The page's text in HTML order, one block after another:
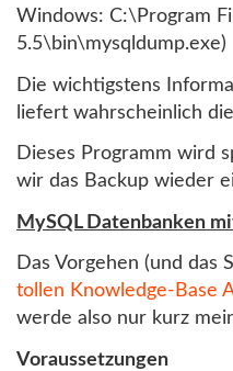
Windows: C:\Program
5.5\bin\mysqldump.exe)
Die wichtigstens
liefert wahrscheinlich
Dieses Programm wird
wir das Backup wieder
MySQL Datenbanken
Das Vorgehen (und das
tollen Knowledge-Base
werde also nur kurz
Voraussetzungen